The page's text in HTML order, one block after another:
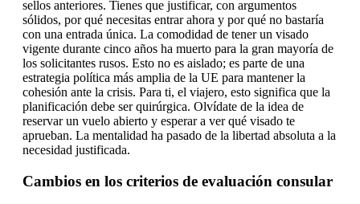
sellos anteriores. Tienes que justificar, con argumentos
sólidos, por qué necesitas entrar ahora y por qué no bastaría
con una entrada única. La comodidad de tener un visado
vigente durante cinco años ha muerto para la gran mayoría de
los solicitantes rusos. Esto no es aislado; es parte de una
estrategia política más amplia de la UE para mantener la
cohesión ante la crisis. Para ti, el viajero, esto significa que la
planificación debe ser quirúrgica. Olvídate de la idea de
reservar un vuelo abierto y esperar a ver qué visado te
aprueban. La mentalidad ha pasado de la libertad absoluta a la
necesidad justificada.
Cambios en los criterios de evaluación consular